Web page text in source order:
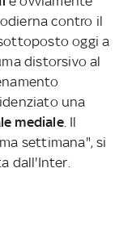
contro il
oggi a
distorsivo al
una
mediale. Il
settimana", si
dall'Inter.